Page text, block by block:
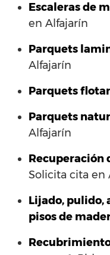
Escaleras de
en Alfajarín
Parquets
Alfajarín
Parquets
Parquets
Alfajarín
Recuperación
Solicita cita en
Lijado, pulido,
pisos de